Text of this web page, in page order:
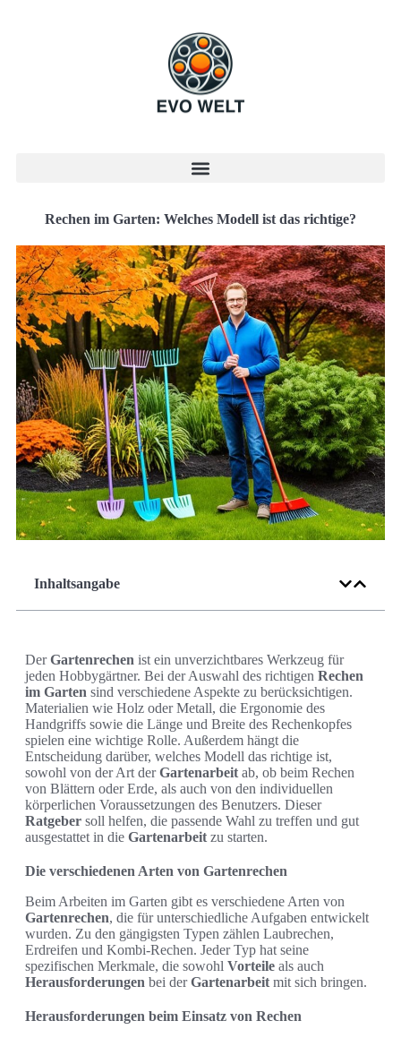
Rechen im Garten: Welches Modell ist das richtige?
Inhaltsangabe
DerGartenrechen ist ein unverzichtbares Werkzeug für
jeden Hobbygärtner. Bei der Auswahl des richtigen Rechen
im Garten sind verschiedene Aspekte zu berücksichtigen.
Materialien wie Holz oder Metall, die Ergonomie des
Handgriffs sowie die Länge und Breite des Rechenkopfes
spielen eine wichtige Rolle. Außerdem hängt die
Entscheidung darüber, welches Modell das richtige ist,
sowohl von der Art derGartenarbeit ab, ob beim Rechen
von Blättern oder Erde, als auch von den individuellen
körperlichen Voraussetzungen des Benutzers. Dieser
Ratgeber soll helfen, die passende Wahl zu treffen und gut
ausgestattet in die Gartenarbeit zu starten.
Die verschiedenen Arten von Gartenrechen
Beim Arbeiten im Garten gibt es verschiedene Arten von
Gartenrechen, die für unterschiedliche Aufgaben entwickelt
wurden. Zu den gängigsten Typen zählen Laubrechen,
Erdreifen und Kombi-Rechen. Jeder Typ hat seine
spezifischen Merkmale, die sowohl Vorteile als auch
Herausforderungen bei derGartenarbeit mit sich bringen.
Herausforderungen beim Einsatz von Rechen